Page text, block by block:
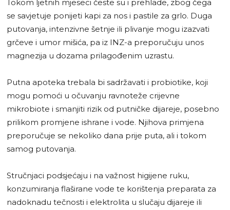
Tokom ljetnih mjeseci česte su i prehlade, zbog čega
se savjetuje ponijeti kapi za nos i pastile za grlo. Duga
putovanja, intenzivne šetnje ili plivanje mogu izazvati
grčeve i umor mišića, pa iz INZ-a preporučuju unos
magnezija u dozama prilagođenim uzrastu.
Putna apoteka trebala bi sadržavati i probiotike, koji
mogu pomoći u očuvanju ravnoteže crijevne
mikrobiote i smanjiti rizik od putničke dijareje, posebno
prilikom promjene ishrane i vode. Njihova primjena
preporučuje se nekoliko dana prije puta, ali i tokom
samog putovanja.
Stručnjaci podsjećaju i na važnost higijene ruku,
konzumiranja flaširane vode te korištenja preparata za
nadoknadu tečnosti i elektrolita u slučaju dijareje ili